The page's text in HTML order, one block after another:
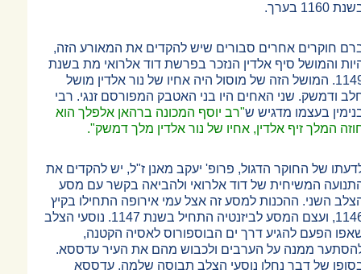
1160 בערך.
חוקרים אחרים סבורים שיש להקדים את המאורע הזה,
והמושל סיף אלדין הנזכר בפרשת דוד אלרואי מת בשנת
1149. המושל הזה של מוסול היה אחיו של נור אלדין מושל
ודמשק. שני האחים היו בני האטבק המפורסם זנגי. רבי
בעצמו מדגיש ש"רב יוסף המכונה ברהאן אלפלך הוא
המלך זיף אלדין, אחיו של נור אלדין מלך דמשק".
של החוקר הדגול, פרופ' יעקב מאנן ז"ל, יש להקדים את
המשיחית של דוד אלרואי ולהביאה בקשר עם מסע
השני. ההכנות למסע זה אצל עמי אירופה התחילו בקיץ
1146, ועצם המסע לביזנטיה התחיל בשנת 1147. נוסעי הצלב
הפעם להגיע דרך ים הבוספורוס לאסיה הקטנה,
ממנה על הערבים ולכבוש מהם את העיר עדססא.
של דבר נחלו נוסעי הצלב תבוסה שלמה. עדססא